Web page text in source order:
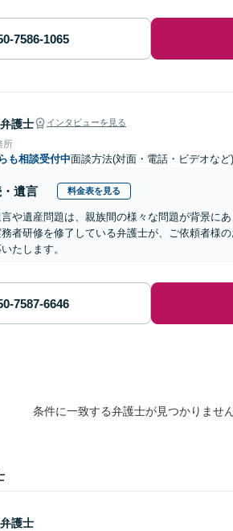
弁護士 インタビューを見る
所
も相談受付中面談方法(対面・電話・ビデオなど
遺言 料金表を見る
言や遺産問題は、親族間の様々な問題が背景に
者研修を修了している弁護士が、ご依頼者様
たします。
条件に一致する弁護士が見つかりませ
弁護士